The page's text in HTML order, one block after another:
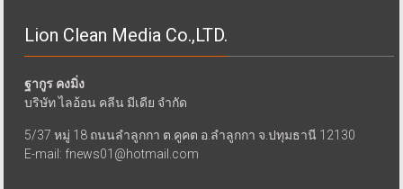
Lion Clean Media Co.,LTD.
ฐากูร คงมิ่ง
บริษัท ไลอ้อน คลีน มีเดีย จำกัด
5/37 หมู่ 18 ถนนลำลูกกา ต.คูคต อ.ลำลูกกา จ.ปทุมธานี 12130
E-mail: fnews01@hotmail.com